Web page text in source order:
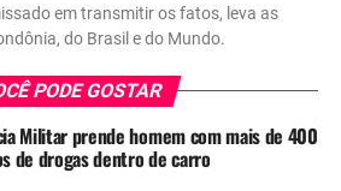
em transmitir os fatos, leva as
do Brasil e do Mundo.
PODE GOSTAR
Militar prende homem com mais de 400
de drogas dentro de carro